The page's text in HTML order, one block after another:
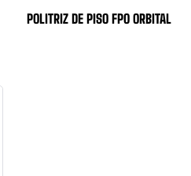
POLITRIZ DE PISO FPO ORBITAL